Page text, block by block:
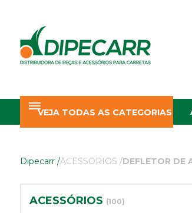
VEJA TODAS AS CATEGORIAS
Dipecarr /ACESSORIOS /DEFLETOR DE
ACESSÓRIOS (100)